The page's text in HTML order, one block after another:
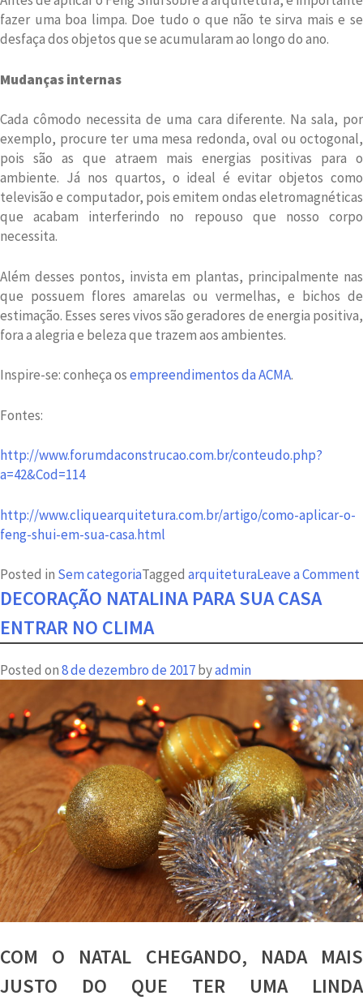
fazer uma boa limpa. Doe tudo o que não te sirva mais e se
desfaça dos objetos que se acumularam ao longo do ano.
Mudanças internas
Cada cômodo necessita de uma cara diferente. Na sala, por
exemplo, procure ter uma mesa redonda, oval ou octogonal,
pois são as que atraem mais energias positivas para o
ambiente. Já nos quartos, o ideal é evitar objetos como
televisão e computador, pois emitem ondas eletromagnéticas
que acabam interferindo no repouso que nosso corpo
necessita.
Além desses pontos, invista em plantas, principalmente nas
que possuem flores amarelas ou vermelhas, e bichos de
estimação. Esses seres vivos são geradores de energia positiva,
fora a alegria e beleza que trazem aos ambientes.
Inspire-se: conheça osempreendimentos da ACMA.
Fontes:
http://www.forumdaconstrucao.com.br/conteudo.php?
a=42&Cod=114
http://www.cliquearquitetura.com.br/artigo/como-aplicar-o-
feng-shui-em-sua-casa.html
Posted in Sem categoriaTagged arquiteturaLeave a Comment
DECORAÇÃO NATALINA PARA SUA CASA
ENTRAR NO CLIMA
Posted on8 de dezembro de 2017byadmin
COM O NATAL CHEGANDO, NADA MAIS
JUSTO DO QUE TER UMA LINDA